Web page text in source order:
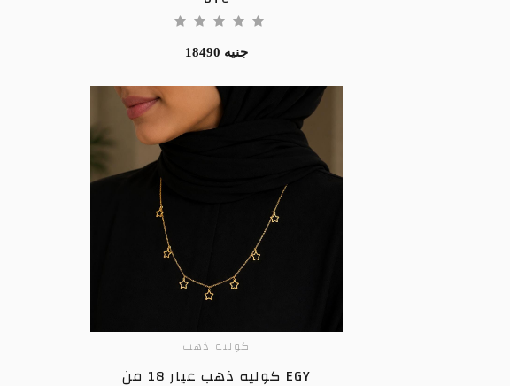
18490 جنيه
ADD TO CART
كوليه ذهب
كوليه ذهب عيار 18 من EGY